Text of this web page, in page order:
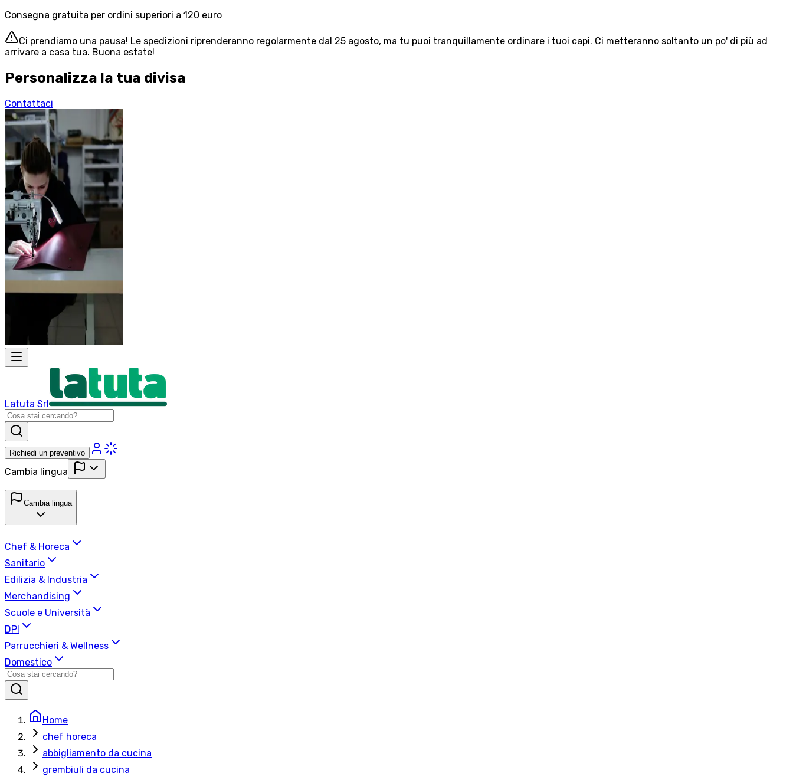
Consegna gratuita per ordini superiori a 120 euro
Ci prendiamo una pausa! Le spedizioni riprenderanno regolarmente dal 25 agosto, ma tu puoi tranquillamente ordinare i tuoi capi. Ci metteranno soltanto un po' di più ad
arrivare a casa tua. Buona estate!
Personalizza la tua divisa
Contattaci
Latuta Srl
Richiedi un preventivo
Cambia lingua
Cambia lingua
Chef & Horeca
Sanitario
Edilizia & Industria
Merchandising
Scuole e Università
DPI
Parrucchieri & Wellness
Domestico
Home
chef horeca
abbigliamento da cucina
grembiuli da cucina